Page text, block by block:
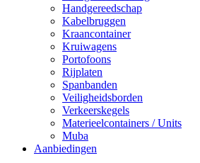
Handgereedschap
Kabelbruggen
Kraancontainer
Kruiwagens
Portofoons
Rijplaten
Spanbanden
Veiligheidsborden
Verkeerskegels
Materieelcontainers / Units
Muba
Aanbiedingen